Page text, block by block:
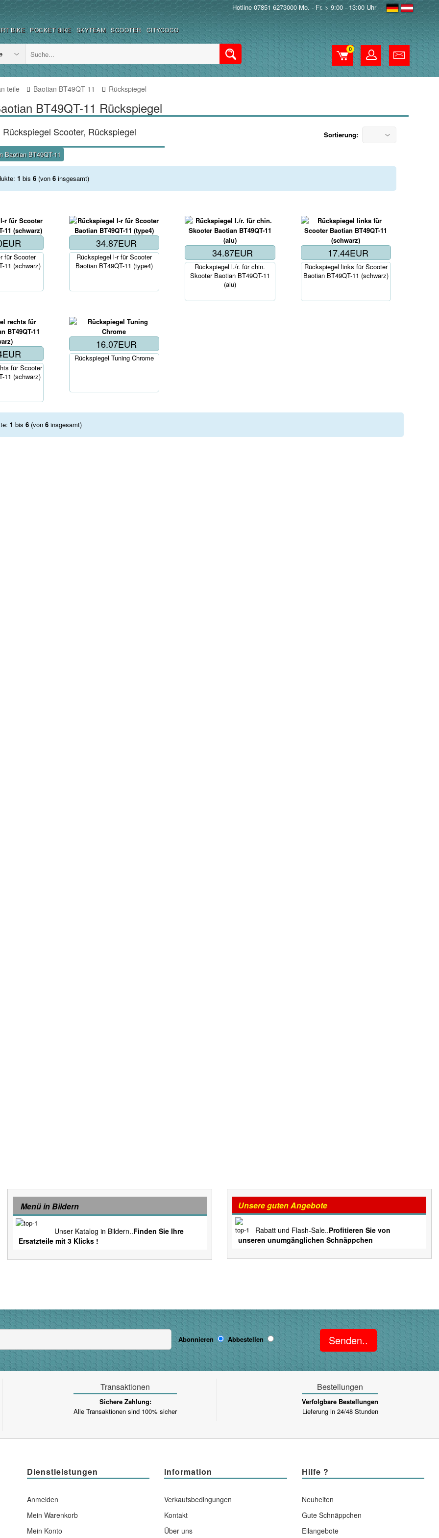
Hotline 07851 6273000 Mo. - Fr. > 9:00 - 13:00 Uhr
BIKE POCKET BIKE SKYTEAM SCOOTER CITYCOCO
0
teile Baotian BT49QT-11 Rückspiegel
BT49QT-11 Rückspiegel
Scooter, Rückspiegel
Baotian BT49QT-11
Sortierung:
1 bis 6 (von 6 insgesamt)
für Scooter
11 (schwarz)
Korb..
34.87EUR
Rückspiegel l-r für Scooter
Baotian BT49QT-11 (type4)
34.87EUR
Rückspiegel l./r. für chin.
Skooter Baotian BT49QT-11
(alu)
Korb..
17.44EUR
Rückspiegel links für Scooter
Baotian BT49QT-11 (schwarz)
für Scooter
11 (schwarz)
16.07EUR
Rückspiegel Tuning Chrome
1 bis 6 (von 6 insgesamt)
Menü in Bildern
Unser Katalog in Bildern..Finden Sie Ihre
Ersatzteile mit 3 Klicks !
Unsere guten Angebote
Rabatt und Flash-Sale..Profitieren Sie von
unseren unumgänglichen Schnäppchen
Abonnieren Abbestellen Senden..
Transaktionen
Sichere Zahlung:
Alle Transaktionen sind 100% sicher
Bestellungen
Verfolgbare Bestellungen
Lieferung in 24/48 Stunden
Dienstleistungen
Anmelden
Mein Warenkorb
Mein Konto
Information
Verkaufsbedingungen
Kontakt
Über uns
Hilfe ?
Neuheiten
Gute Schnäppchen
Eilangebote